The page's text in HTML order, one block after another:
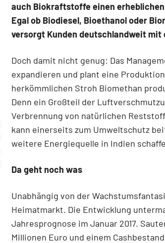
auch Biokraftstoffe einen
Egal ob Biodiesel, Bioethanol oder
versorgt Kunden deutschlandweit
Doch damit nicht genug: Das
expandieren und plant eine
herkömmlichen Stroh Biomethan
Denn ein Großteil der
Verbrennung von natürlichen
kann einerseits zum Umweltschutz
weitere Energiequelle in Indien
Da geht noch was
Unabhängig von der
Heimatmarkt. Die Entwicklung
Jahresprognose im Januar 2017.
Millionen Euro und einem